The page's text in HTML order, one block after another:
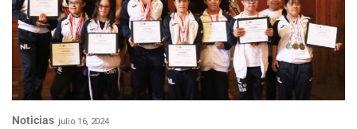
Noticias julio 16, 2024